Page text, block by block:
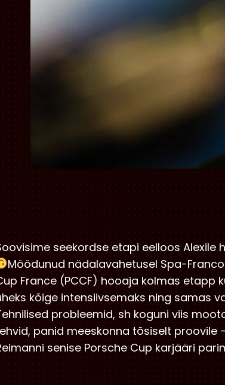
seekordse etapi eelloos
Möödunud nädalavahetusel Spa-
France (PCCF) hooaja kolmas etapp
kõige intensiivsemaks ning samas
probleemid, sh koguni viis
panid meeskonna tõsiselt proovile
senise Porsche Cup karjääri